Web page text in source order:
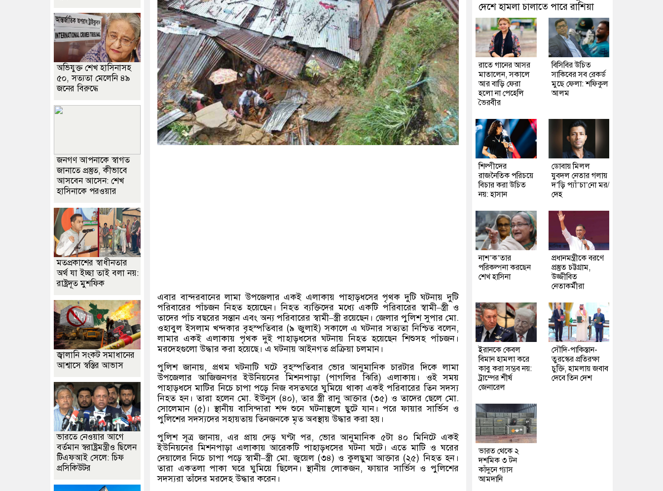
এবার বান্দরবানের লামা উপজেলার একই এলাকায় পাহাড়ধসের পৃথক দুটি ঘটনায় দুটি
পরিবারের পাঁচজন নিহত হয়েছেন। নিহত ব্যক্তিদের মধ্যে একটি পরিবারের স্বামী–স্ত্রী ও
তাদের পাঁচ বছরের সন্তান এবং অন্য পরিবারের স্বামী–স্ত্রী রয়েছেন। জেলার পুলিশ সুপার মো.
ওহাবুল ইসলাম খন্দকার বৃহস্পতিবার(৯ জুলাই)সকালে এ ঘটনার সত্যতা নিশ্চিত বলেন,
লামার একই এলাকায় পৃথক দুই পাহাড়ধসের ঘটনায় নিহত হয়েছেন শিশুসহ পাঁচজন।
মরদেহগুলো উদ্ধার করা হয়েছে। এ ঘটনায় আইনগত প্রক্রিয়া চলমান।
পুলিশ জানায়, প্রথম ঘটনাটি ঘটে বৃহস্পতিবার ভোর আনুমানিক চারটার দিকে লামা
উপজেলার আজিজনগর ইউনিয়নের মিশনপাড়া(পাগলির ঝিরি) এলাকায়। ওই সময়
পাহাড়ধসে মাটির নিচে চাপা পড়ে নিজ বসতঘরে ঘুমিয়ে থাকা একই পরিবারের তিন সদস্য
নিহত হন। তারা হলেন মো.ইউনুস(৪০),তার স্ত্রী রানু আক্তার (৩৫)ও তাদের ছেলে মো.
সোলেমান (৫) ।স্থানীয় বাসিন্দারা শব্দ শুনে ঘটনাস্থলে ছুটে যান। পরে ফায়ার সার্ভিস ও
পুলিশের সদস্যদের সহায়তায় তিনজনকে মৃত অবস্থায় উদ্ধার করা হয়।
পুলিশ সূত্র জানায়,এর প্রায় দেড় ঘণ্টা পর, ভোর আনুমানিক ৫টা ৪০ মিনিটে একই
ইউনিয়নের মিশনপাড়া এলাকায় আরেকটি পাহাড়ধসের ঘটনা ঘটে। এতে মাটি ও ঘরের
দেয়ালের নিচে চাপা পড়ে স্বামী–স্ত্রী মো.জুয়েল(৩৪)ও কুলছুমা আক্তার (২৫)নিহত হন।
তারা একতলা পাকা ঘরে ঘুমিয়ে ছিলেন। স্থানীয় লোকজন,ফায়ার সার্ভিস ও পুলিশের
সদস্যরা তাঁদের মরদেহ উদ্ধার করেন।
অভিযুক্ত শেখ হাসিনাসহ
৫০, সত্যতা মেলেনি ৪৯
জনের বিরুদ্ধে
জনগণ আপনাকে স্বাগত
জানাতে প্রস্তুত, কীভাবে
আসবেন আসেন: শেখ
হাসিনাকে পরওয়ার
মতপ্রকাশের স্বাধীনতার
অর্থ যা ইচ্ছা তাই বলা নয়:
রাষ্ট্রদূত মুশফিক
জ্বালানি সংকট সমাধানের
আশ্বাসে স্বস্তির আভাস
ভারতে নেওয়ার আগে
বর্তমান স্বরাষ্ট্রমন্ত্রীও ছিলেন
টিএফআই সেলে: চিফ
প্রসিকিউটর
দেশে হামলা চালাতে পারে রাশিয়া
রাতে গানের আসর
মাতালেন, সকালে
আর বাড়ি ফেরা
হলো না পেহেলি
ভৈরবীর
বিসিবির উচিত
সাকিবের সব রেকর্ড
মুছে ফেলা: শফিকুল
আলম
শিল্পীদের
রাজনৈতিক পরিচয়ে
বিচার করা উচিত
নয়: হাসান
ডোবায় মিলল
যুবদল নেতার গলায়
দ’ড়ি প্যাঁ’চা’নো মর/
দেহ
নাশ’ক’তার
পরিকল্পনা করছেন
শেখ হাসিনা
প্রধানমন্ত্রীকে বরণে
প্রস্তুত চট্টগ্রাম,
উজ্জীবিত
নেতাকর্মীরা
ইরানকে কেবল
বিমান হামলা করে
কাবু করা সম্ভব নয়:
ট্রাম্পের শীর্ষ
জেনারেল
সৌদি-পাকিস্তান-
তুরস্কের প্রতিরক্ষা
চুক্তি, হামলায় জবাব
দেবে তিন দেশ
ভারত থেকে ২
দশমিক ৩ টন
কাঁদুনে গ্যাস
আমদানি